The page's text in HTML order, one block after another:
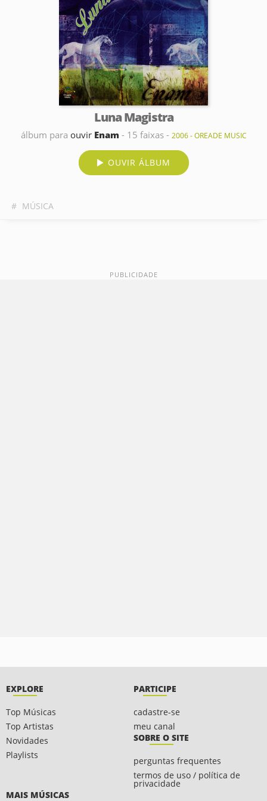
Luna Magistra
álbum para ouvir Enam - 15 faixas - 2006 - OREADE MUSIC
OUVIR ÁLBUM
# MÚSICA
EXPLORE
Top Músicas
Top Artistas
Novidades
Playlists
PARTICIPE
cadastre-se
meu canal
SOBRE O SITE
perguntas frequentes
termos de uso / política de
privacidade
MAIS MÚSICAS